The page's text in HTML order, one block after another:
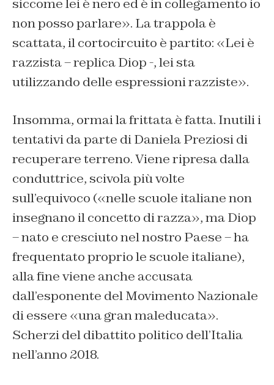
siccome lei è nero ed è in collegamento io
non posso parlare». La trappola è
scattata, il cortocircuito è partito: «Lei è
razzista – replica Diop -, lei sta
utilizzando delle espressioni razziste».
Insomma, ormai la frittata è fatta. Inutili i
tentativi da parte di Daniela Preziosi di
recuperare terreno. Viene ripresa dalla
conduttrice, scivola più volte
sull’equivoco («nelle scuole italiane non
insegnano il concetto di razza», ma Diop
– nato e cresciuto nel nostro Paese – ha
frequentato proprio le scuole italiane),
alla fine viene anche accusata
dall’esponente del Movimento Nazionale
di essere «una gran maleducata».
Scherzi del dibattito politico dell’Italia
nell’anno 2018.